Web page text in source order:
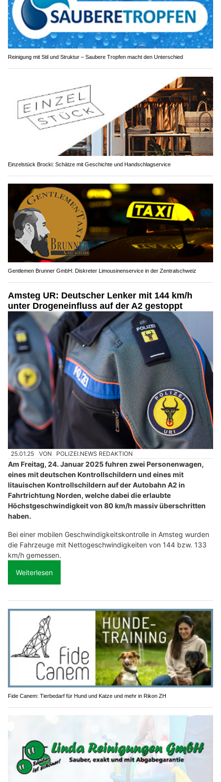
Reinigung mit Stil und Struktur – Saubere Tropfen macht den Unterschied
Einzelstück Brocki: Schätze mit Geschichte und Handschlagservice
Gentlemen Brunner GmbH: Diskreter Limousinenservice in der Zentralschweiz
Amsteg UR: Deutscher Lenker mit 144 km/h
unter Drogeneinfluss auf der A2 gestoppt
25.01.25 VON POLIZEI.NEWS REDAKTION
Am Freitag, 24. Januar 2025 fuhren zwei Personenwagen,
eines mit deutschen Kontrollschildern und eines mit
litauischen Kontrollschildern auf der Autobahn A2 in
Fahrtrichtung Norden, welche dabei die erlaubte
Höchstgeschwindigkeit von 80 km/h massiv überschritten
haben.
Bei einer mobilen Geschwindigkeitskontrolle in Amsteg wurden
die Fahrzeuge mit Nettogeschwindigkeiten von 144 bzw. 133
km/h gemessen.
Weiterlesen
Fide Canem: Tierbedarf für Hund und Katze und mehr in Rikon ZH